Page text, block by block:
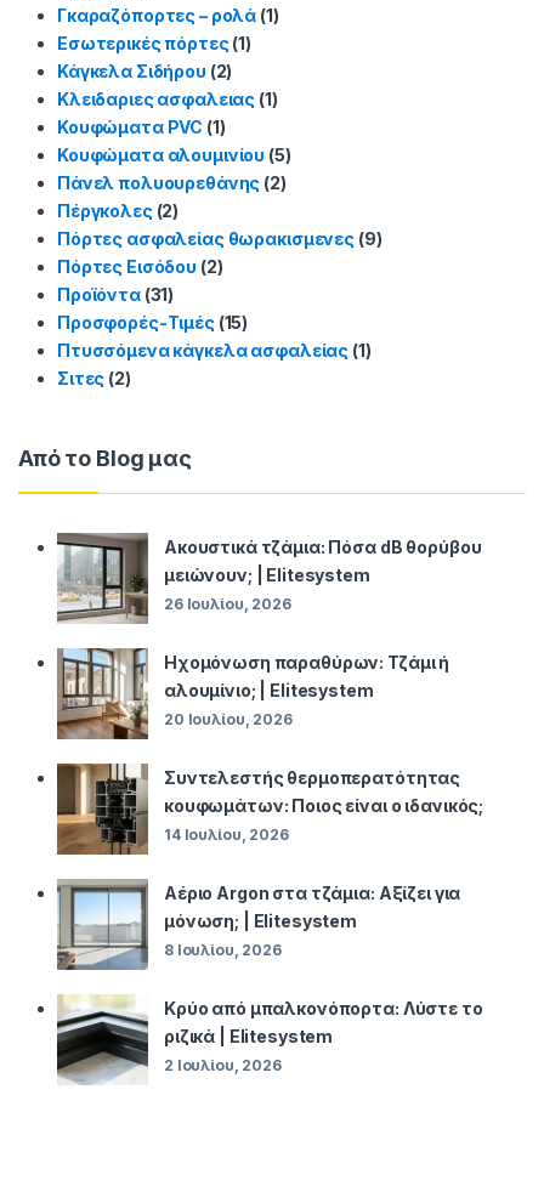
Γκαραζόπορτες – ρολά (1)
Εσωτερικές πόρτες(1)
Κάγκελα Σιδήρου (2)
Κλειδαριες ασφαλειας (1)
Κουφώματα PVC (1)
Κουφώματα αλουμινίου (5)
Πάνελ πολυουρεθάνης (2)
Πέργκολες(2)
Πόρτες ασφαλείας θωρακισμενες(9)
Πόρτες Εισόδου (2)
Προϊόντα(31)
Προσφορές-Τιμές(15)
Πτυσσόμενα κάγκελα ασφαλείας (1)
Σιτες (2)
Από το Blog μας
Ακουστικά τζάμια: Πόσα dB θορύβου
μειώνουν; | Elitesystem
26 Ιουλίου, 2026
Ηχομόνωση παραθύρων: Τζάμι ή
αλουμίνιο; | Elitesystem
20 Ιουλίου, 2026
Συντελεστής θερμοπερατότητας
κουφωμάτων: Ποιος είναι ο ιδανικός;
14 Ιουλίου, 2026
Αέριο Argon στα τζάμια: Αξίζει για
μόνωση; | Elitesystem
8 Ιουλίου, 2026
Κρύο από μπαλκονόπορτα: Λύστε το
ριζικά | Elitesystem
2 Ιουλίου, 2026